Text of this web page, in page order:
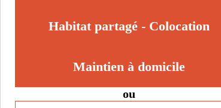
Habitat partagé - Colocation
Maintien à domicile
ou